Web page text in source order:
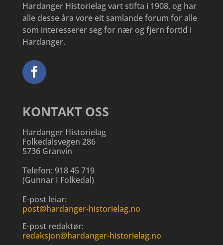
Hardanger Historielag vart stifta i 1908, og har
alle desse åra vore eit samlande forum for alle
som interesserer seg for nær og fjern fortid i
Hardanger.
KONTAKT OSS
Hardanger Historielag
Folkedalsvegen 286
5736 Granvin
Telefon: 918 45 719
(Gunnar I Folkedal)
E-post leiar:
post@hardanger-historielag.no
E-post redaktør:
redaksjon@hardanger-historielag.no